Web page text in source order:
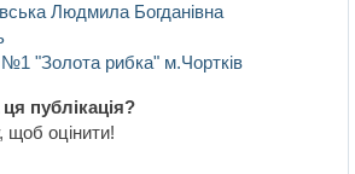
Людмила Богданівна
"Золота рибка" м.Чортків
публікація?
щоб оцінити!